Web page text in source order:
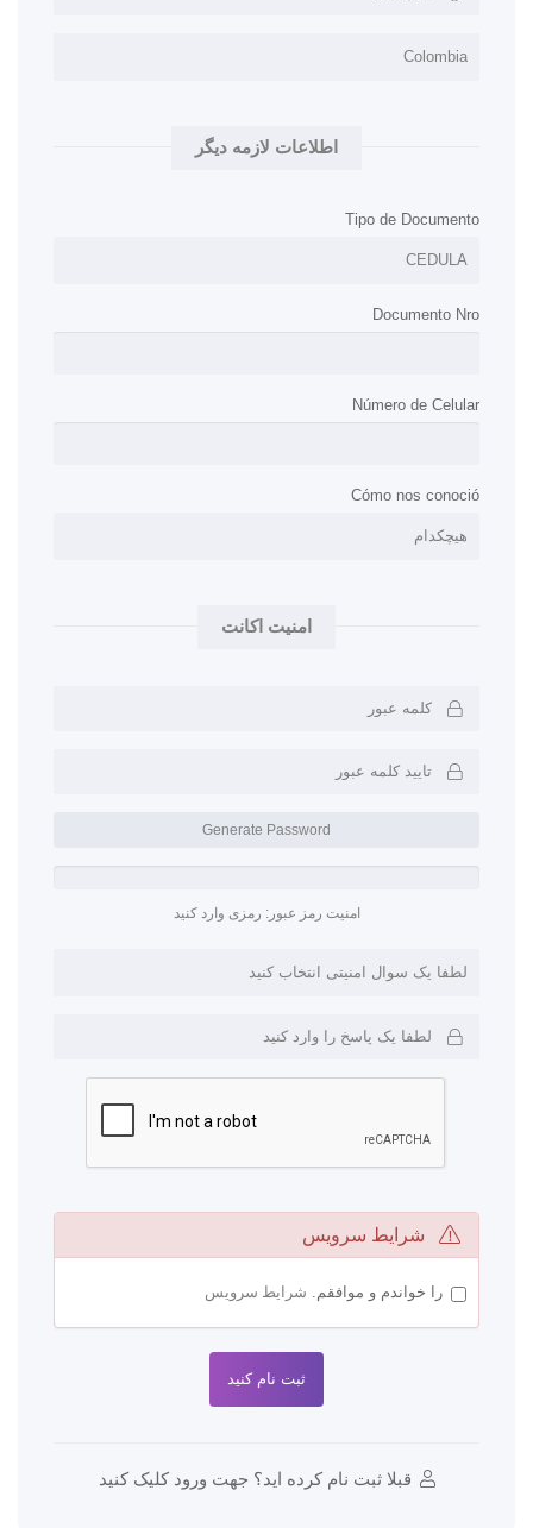
اطلاعات لازمه دیگر
Tipo de Documento
Documento Nro
Número de Celular
Cómo nos conoció
امنیت اکانت
Generate Password
امنیت رمز عبور: رمزی وارد کنید
شرایط سرویس
را خواندم و موافقم. شرایط سرویس
قبلا ثبت نام کرده اید؟ جهت ورود کلیک کنید